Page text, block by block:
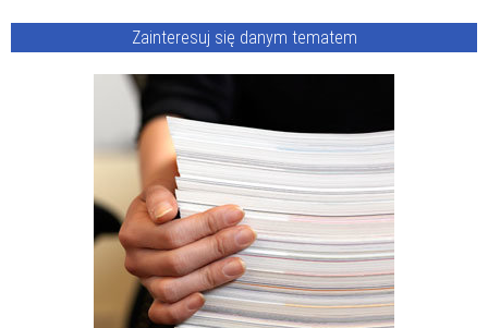
Zainteresuj się danym tematem